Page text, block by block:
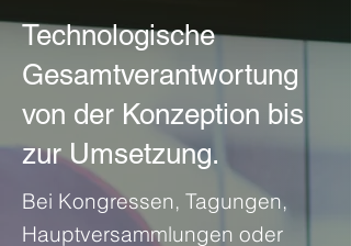
Technologische
Gesamtverantwortung
von der Konzeption bis
zur Umsetzung.
Bei Kongressen, Tagungen,
Hauptversammlungen oder